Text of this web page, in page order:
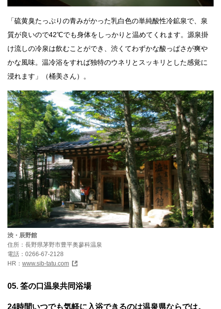
「硫黄臭たっぷりの青みがかった乳白色の単純酸性冷鉱泉で、泉
質が良いので42℃でも身体をしっかりと温めてくれます。源泉掛
け流しの冷泉は飲むことができ、渋くてわずかな酸っぱさが爽や
かな風味。温冷浴をすれば独特のウネリとスッキリとした感覚に
浸れます」（桶美さん）。
渋・辰野館
住所：長野県茅野市豊平奥蓼科温泉
電話：0266-67-2128
HR： www.sib-tatu.com
05. 筌の口温泉共同浴場
24時間いつでも気軽に入浴できるのは温泉県ならでは。